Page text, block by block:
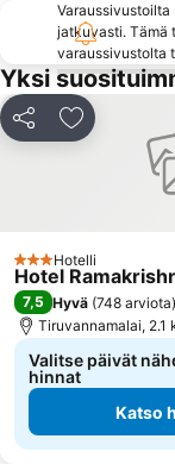
jatkuvasti. Tämä
varaussivustolta
Yksi
Jaa Lisää
3 Tähtiluokitus
Hotelli
Hotel
7,5 Hyvä (748 arviota)
Tiruvannamalai, 2.1
Valitse päivät
hinnat
Katso